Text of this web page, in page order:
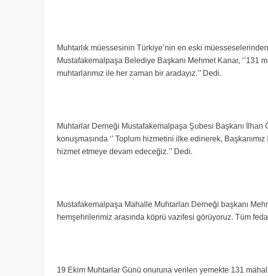
Muhtarlık müessesinin Türkiye’nin en eski
Mustafakemalpaşa Belediye Başkanı Mehmet Kanar, ‘’131
muhtarlarımız ile her zaman bir aradayız.’’ Dedi.
Muhtarlar Derneği Mustafakemalpaşa Şubesi Başkanı
konuşmasında ‘’ Toplum hizmetini ilke edinerek,
hizmet etmeye devam edeceğiz.’’ Dedi.
Mustafakemalpaşa Mahalle Muhtarları Derneği başkanı
hemşehrilerimiz arasında köprü vazifesi görüyoruz. Tüm
19 Ekim Muhtarlar Günü onuruna verilen yemekte 131